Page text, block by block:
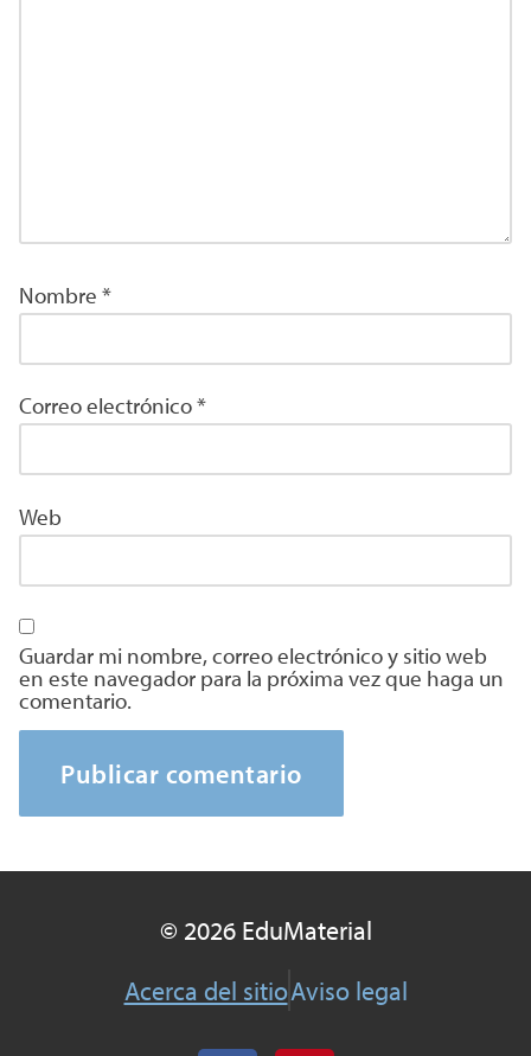
Nombre *
Correo electrónico*
Web
Guardar mi nombre, correo electrónico y sitio web
en este navegador para la próxima vez que haga un
comentario.
© 2026 EduMaterial
Acerca del sitioAviso legal